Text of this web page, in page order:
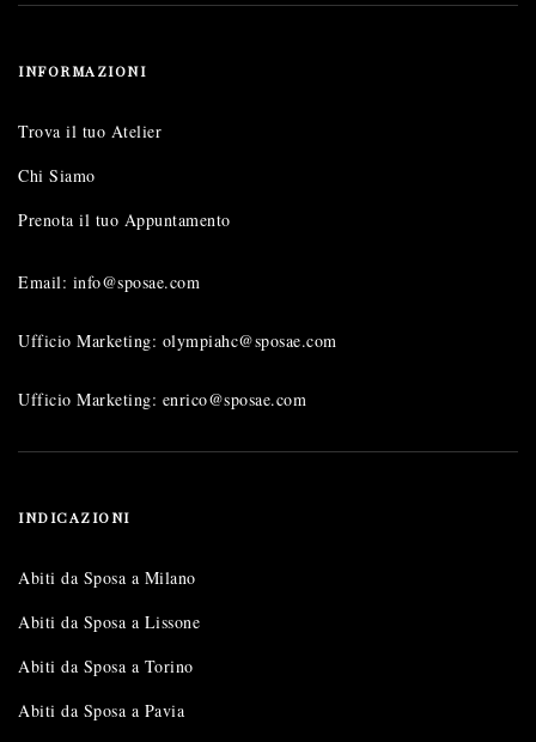
INFORMAZIONI
Trova il tuo Atelier
Chi Siamo
Prenota il tuo Appuntamento
Email: info@sposae.com
Ufficio Marketing: olympiahc@sposae.com
Ufficio Marketing: enrico@sposae.com
INDICAZIONI
Abiti da Sposa a Milano
Abiti da Sposa a Lissone
Abiti da Sposa a Torino
Abiti da Sposa a Pavia